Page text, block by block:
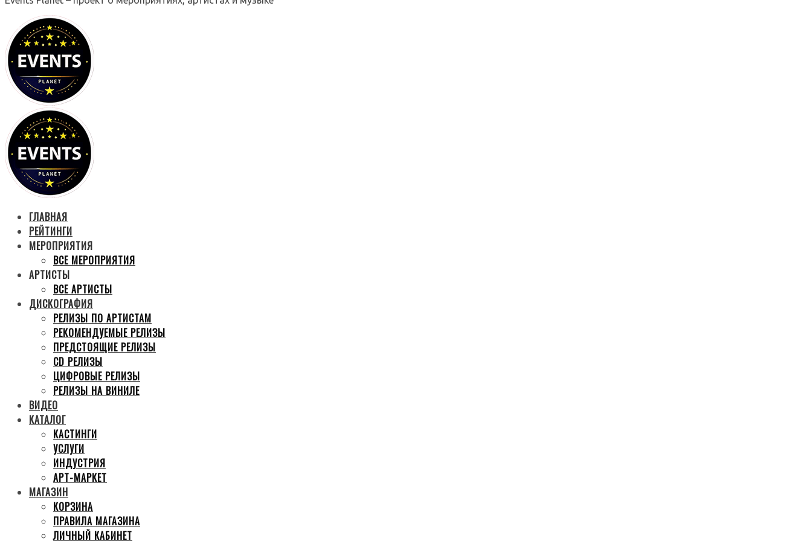
ГЛАВНАЯ
РЕЙТИНГИ
МЕРОПРИЯТИЯ
ВСЕ МЕРОПРИЯТИЯ
АРТИСТЫ
ВСЕ АРТИСТЫ
ДИСКОГРАФИЯ
РЕЛИЗЫ ПО АРТИСТАМ
РЕКОМЕНДУЕМЫЕ РЕЛИЗЫ
ПРЕДСТОЯЩИЕ РЕЛИЗЫ
CD РЕЛИЗЫ
ЦИФРОВЫЕ РЕЛИЗЫ
РЕЛИЗЫ НА ВИНИЛЕ
ВИДЕО
КАТАЛОГ
КАСТИНГИ
УСЛУГИ
ИНДУСТРИЯ
АРТ-МАРКЕТ
МАГАЗИН
КОРЗИНА
ПРАВИЛА МАГАЗИНА
ЛИЧНЫЙ КАБИНЕТ